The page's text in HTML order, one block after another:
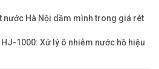
nước Hà Nội dầm mình trong giá rét
1000: Xử lý ô nhiễm nước hồ hiệu